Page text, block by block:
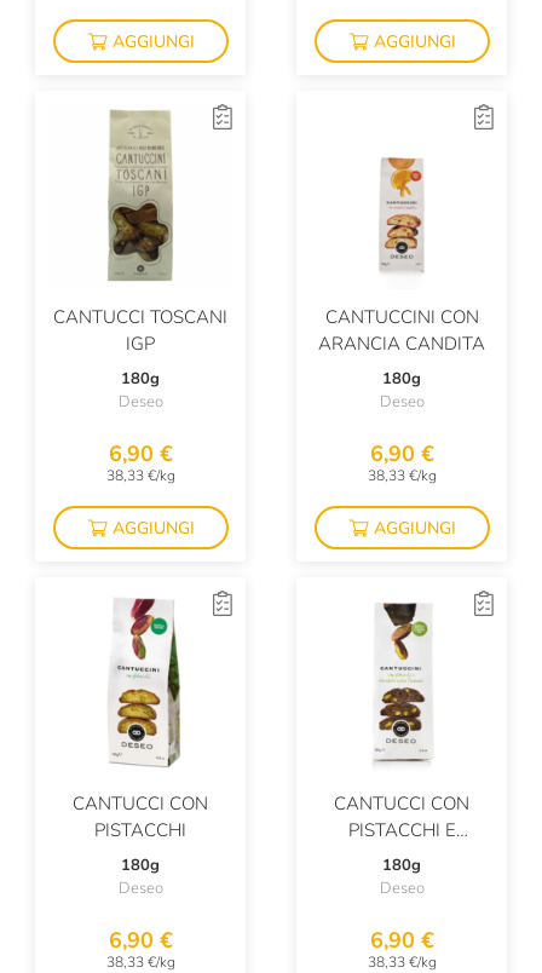
AGGIUNGI AGGIUNGI
CANTUCCI TOSCANI
IGP
180g
Deseo
6,90 €
38,33 €/kg
AGGIUNGI
CANTUCCINI CON
ARANCIA CANDITA
180g
Deseo
6,90 €
38,33 €/kg
AGGIUNGI
CANTUCCI CON
PISTACCHI
180g
Deseo
6,90 €
38,33 €/kg
CANTUCCI CON
PISTACCHI E
CIOCCOLATO EXTRA
FONDENTE
180g
Deseo
6,90 €
38,33 €/kg